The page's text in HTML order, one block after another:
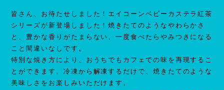
皆さん、お待たせしました！エイコーンベビーカステラ紅茶
シリーズが新登場しました！焼きたてのようなやわらかさ
と、豊かな香りがたまらない、一度食べたらやみつきになる
こと間違いなしです。
特別な焼き方により、おうちでもカフェでの味を再現するこ
とができます。冷凍から解凍するだけで、焼きたてのような
美味しさをお楽しみいただけます。